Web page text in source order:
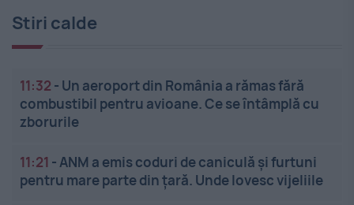
Stiri calde
11:32 - Un aeroport din România a rămas fără
combustibil pentru avioane. Ce se întâmplă cu
zborurile
11:21 -ANM a emis coduri de caniculă și furtuni
pentru mare parte din țară. Unde lovesc vijeliile